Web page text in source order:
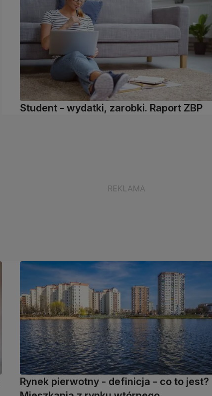
Student - wydatki, zarobki. Raport ZBP
Rynek pierwotny - definicja - co to jest?